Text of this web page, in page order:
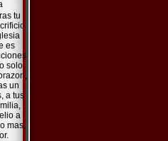
tu
es
solo
un
a tus
a
mas,